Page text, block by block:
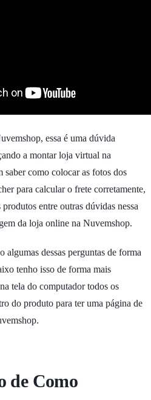
essa é uma dúvida
a montar loja virtual na
como colocar as fotos dos
para calcular o frete corretamente,
entre outras dúvidas nessa
da loja online na Nuvemshop.
algumas dessas perguntas de forma
tenho isso de forma mais
tela do computador todos os
do produto para ter uma página de
de Como